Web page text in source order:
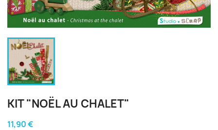
KIT "NOËL AU CHALET"
11,90 €